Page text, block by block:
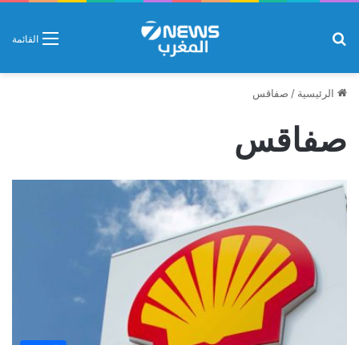
القائمة
الرئيسية / صفاقس
صفاقس